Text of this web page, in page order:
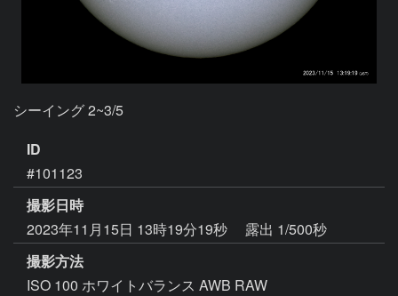
シーイング 2~3/5
ID
#101123
撮影日時
2023年11月15日 13時19分19秒
露出 1/500秒
撮影方法
ISO 100 ホワイトバランス AWB RAW